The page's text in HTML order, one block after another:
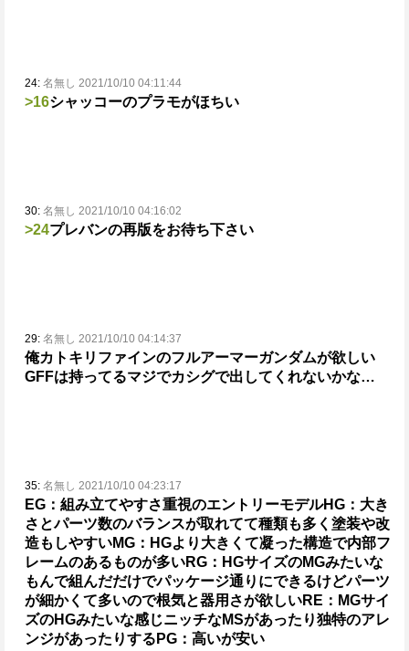
24: 名無し 2021/10/10 04:11:44
>16シャッコーのプラモがほちい
30: 名無し 2021/10/10 04:16:02
>24プレバンの再版をお待ち下さい
29: 名無し 2021/10/10 04:14:37
俺カトキリファインのフルアーマーガンダムが欲しい
GFFは持ってるマジでカシグで出してくれないかな…
35: 名無し 2021/10/10 04:23:17
EG：組み立てやすさ重視のエントリーモデルHG：大き
さとパーツ数のバランスが取れてて種類も多く塗装や改
造もしやすいMG：HGより大きくて凝った構造で内部フ
レームのあるものが多いRG：HGサイズのMGみたいな
もんで組んだだけでパッケージ通りにできるけどパーツ
が細かくて多いので根気と器用さが欲しいRE：MGサイ
ズのHGみたいな感じニッチなMSがあったり独特のアレ
ンジがあったりする PG：高いが安い